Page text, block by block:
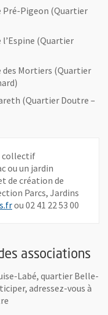
Pré-Pigeon (Quartier
l’Espine (Quartier
des Mortiers (Quartier
(Quartier Doutre –
collectif
ou un jardin
de création de
Parcs, Jardins
, Ouvre une nouvelle
ou 02 41 22 53 00
associations
Labé, quartier Belle-
adressez-vous à
une nouvelle fenêtre